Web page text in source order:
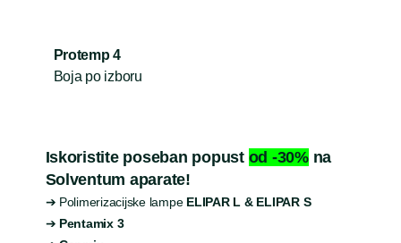
Protemp 4
Boja po izboru
Iskoristite poseban popust od -30%na
Solventum aparate!
➔ Polimerizacijske lampe ELIPAR L & ELIPAR S
➔ Pentamix 3